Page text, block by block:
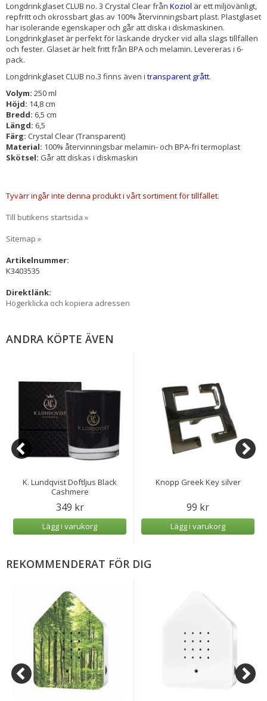
Longdrinkglaset CLUB no. 3 Crystal Clear från Koziol är ett miljövänligt,
repfritt och okrossbart glas av 100% återvinningsbart plast. Plastglaset
har isolerande egenskaper och går att diska i diskmaskinen.
Longdrinkglaset är perfekt för läskande drycker vid alla slags tillfällen
och fester. Glaset är helt fritt från BPA och melamin. Levereras i 6-
pack.
Longdrinkglaset CLUB no.3 finns även i transparent grått.
Volym: 250 ml
Höjd: 14,8 cm
Bredd: 6,5 cm
Längd: 6,5
Färg: Crystal Clear (Transparent)
Material: 100% återvinningsbar melamin- och BPA-fri termoplast
Skötsel: Går att diskas i diskmaskin
Tyvärr ingår inte denna produkt i vårt sortiment för tillfället.
Till butikens startsida »
Sitemap »
Artikelnummer:
K3403535
Direktlänk:
Högerklicka och kopiera adressen
ANDRA KÖPTE ÄVEN
K. Lundqvist Doftljus Black
Cashmere
349 kr
Lägg i varukorg
Knopp Greek Key silver
99 kr
Lägg i varukorg
REKOMMENDERAT FÖR DIG